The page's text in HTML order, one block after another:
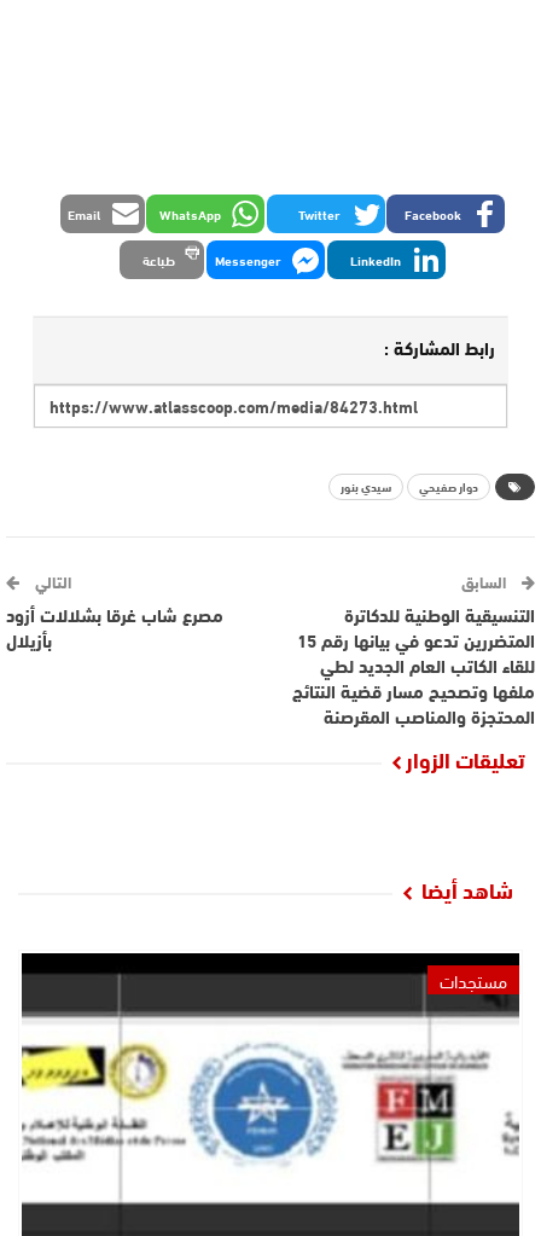
Facebook
Twitter
WhatsApp
Email
LinkedIn
Messenger طباعة
رابط المشاركة :
دوار صفيحي سيدي بنور
السابق
التنسيقية الوطنية للدكاترة
المتضررين تدعو في بيانها رقم 15
للقاء الكاتب العام الجديد لطي
ملفها وتصحيح مسار قضية النتائج
المحتجزة والمناصب المقرصنة
التالي
مصرع شاب غرقا بشلالات أزود
بأزيلال
تعليقات الزوار
شاهد أيضا
مستجدات